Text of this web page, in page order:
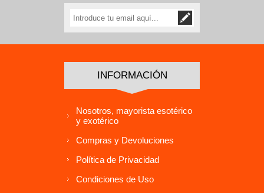
INFORMACIÓN
Nosotros, mayorista esotérico
y exotérico
Compras y Devoluciones
Política de Privacidad
Condiciones de Uso